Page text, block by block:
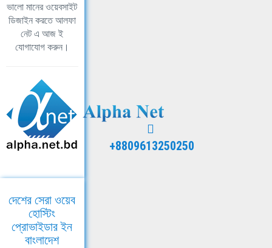
ভালো মানের ওয়েবসাইট
ডিজাইন করতে আলফা
নেট এ আজ ই
যোগাযোগ করুন।
+8809613250250
দেশের সেরা ওয়েব
হোস্টিং
প্রোভাইডার ইন
বাংলাদেশ